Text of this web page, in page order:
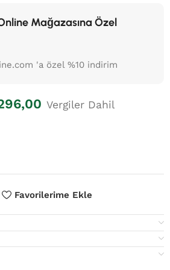
Mağazasına Özel
'a özel %10 indirim
Vergiler Dahil
Favorilerime Ekle